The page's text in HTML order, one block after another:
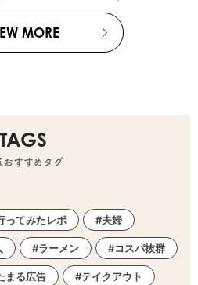
MORE
TAGS
おすすめタグ
ってみたレポ 夫婦
ラーメン コスパ抜群
まる広告 テイクアウト